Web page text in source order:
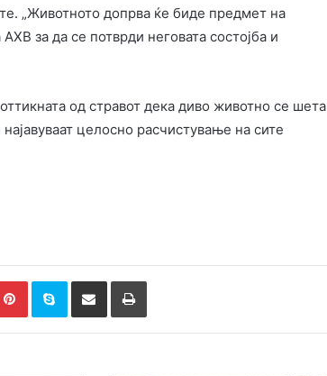
„Животното допрва ќе биде предмет на
за да се потврди неговата состојба и
од стравот дека диво животно се шета
целосно расчистување на сите
PinterestSkype Сподели преку Е-маил Испринтај